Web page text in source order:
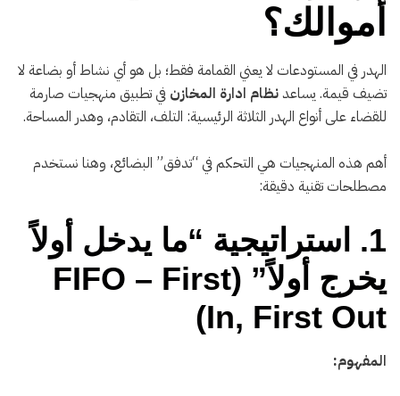
أموالك؟
الهدر في المستودعات لا يعني القمامة فقط؛ بل هو أي نشاط أو بضاعة لا
تضيف قيمة. يساعدنظام ادارة المخازن في تطبيق منهجيات صارمة
للقضاء على أنواع الهدر الثلاثة الرئيسية: التلف، التقادم، وهدر المساحة.
أهم هذه المنهجيات هي التحكم في “تدفق” البضائع، وهنا نستخدم
مصطلحات تقنية دقيقة:
1. استراتيجية “ما يدخل أولاً
يخرج أولاً” (FIFO – First
In, First Out)
المفهوم: